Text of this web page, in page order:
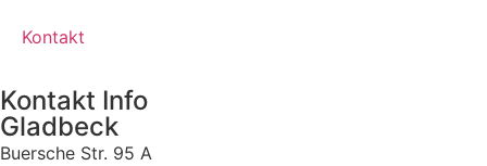
Kontakt
Kontakt Info
Gladbeck
Buersche Str. 95 A